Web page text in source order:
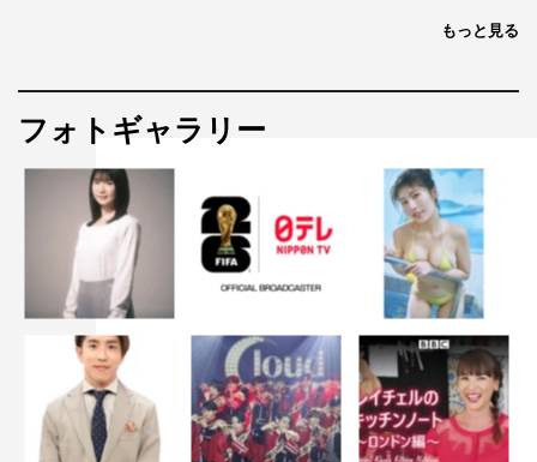
もっと見る
フォトギャラリー